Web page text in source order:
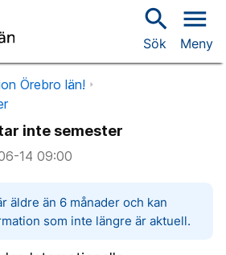
search
Sök
menu
Meny
Örebro län!
inte semester
14 09:00
äldre än 6 månader och kan
som inte längre är aktuell.